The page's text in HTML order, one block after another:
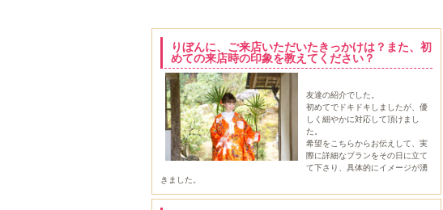
りぼんに、ご来店いただいたきっかけは？また、初
めての来店時の印象を教えてください？
友達の紹介でした。
初めてでドキドキしましたが、優
しく細やかに対応して頂けまし
た。
希望をこちらからお伝えして、実
際に詳細なプランをその日に立て
て下さり、具体的にイメージが湧
きました。